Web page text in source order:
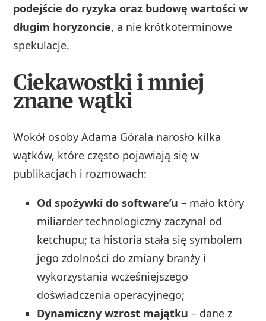
podejście do ryzyka oraz budowę wartości w
długim horyzoncie, a nie krótkoterminowe
spekulacje.
Ciekawostki i mniej
znane wątki
Wokół osoby Adama Górala narosło kilka
wątków, które często pojawiają się w
publikacjach i rozmowach:
Od spożywki do software’u – mało który
miliarder technologiczny zaczynał od
ketchupu; ta historia stała się symbolem
jego zdolności do zmiany branży i
wykorzystania wcześniejszego
doświadczenia operacyjnego;
Dynamiczny wzrost majątku – dane z